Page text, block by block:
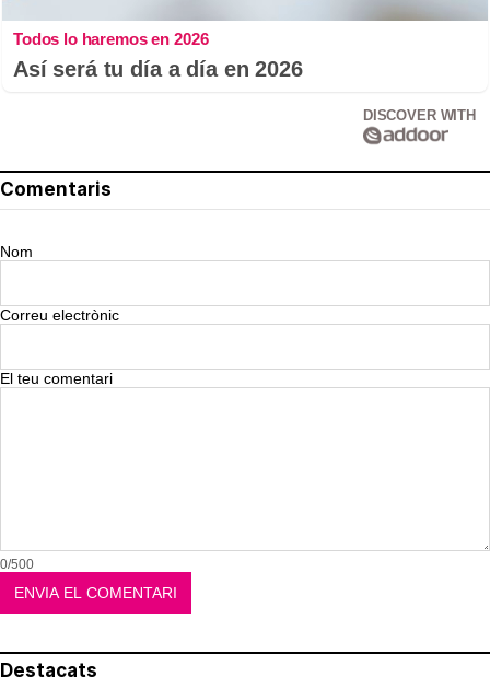
Todos lo haremos en 2026
Así será tu día a día en 2026
DISCOVER WITH
Comentaris
Nom
Correu electrònic
El teu comentari
0/500
Destacats